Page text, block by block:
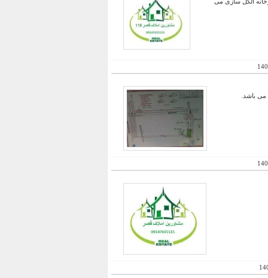
ملک جهت کارخانه الکل سازی می